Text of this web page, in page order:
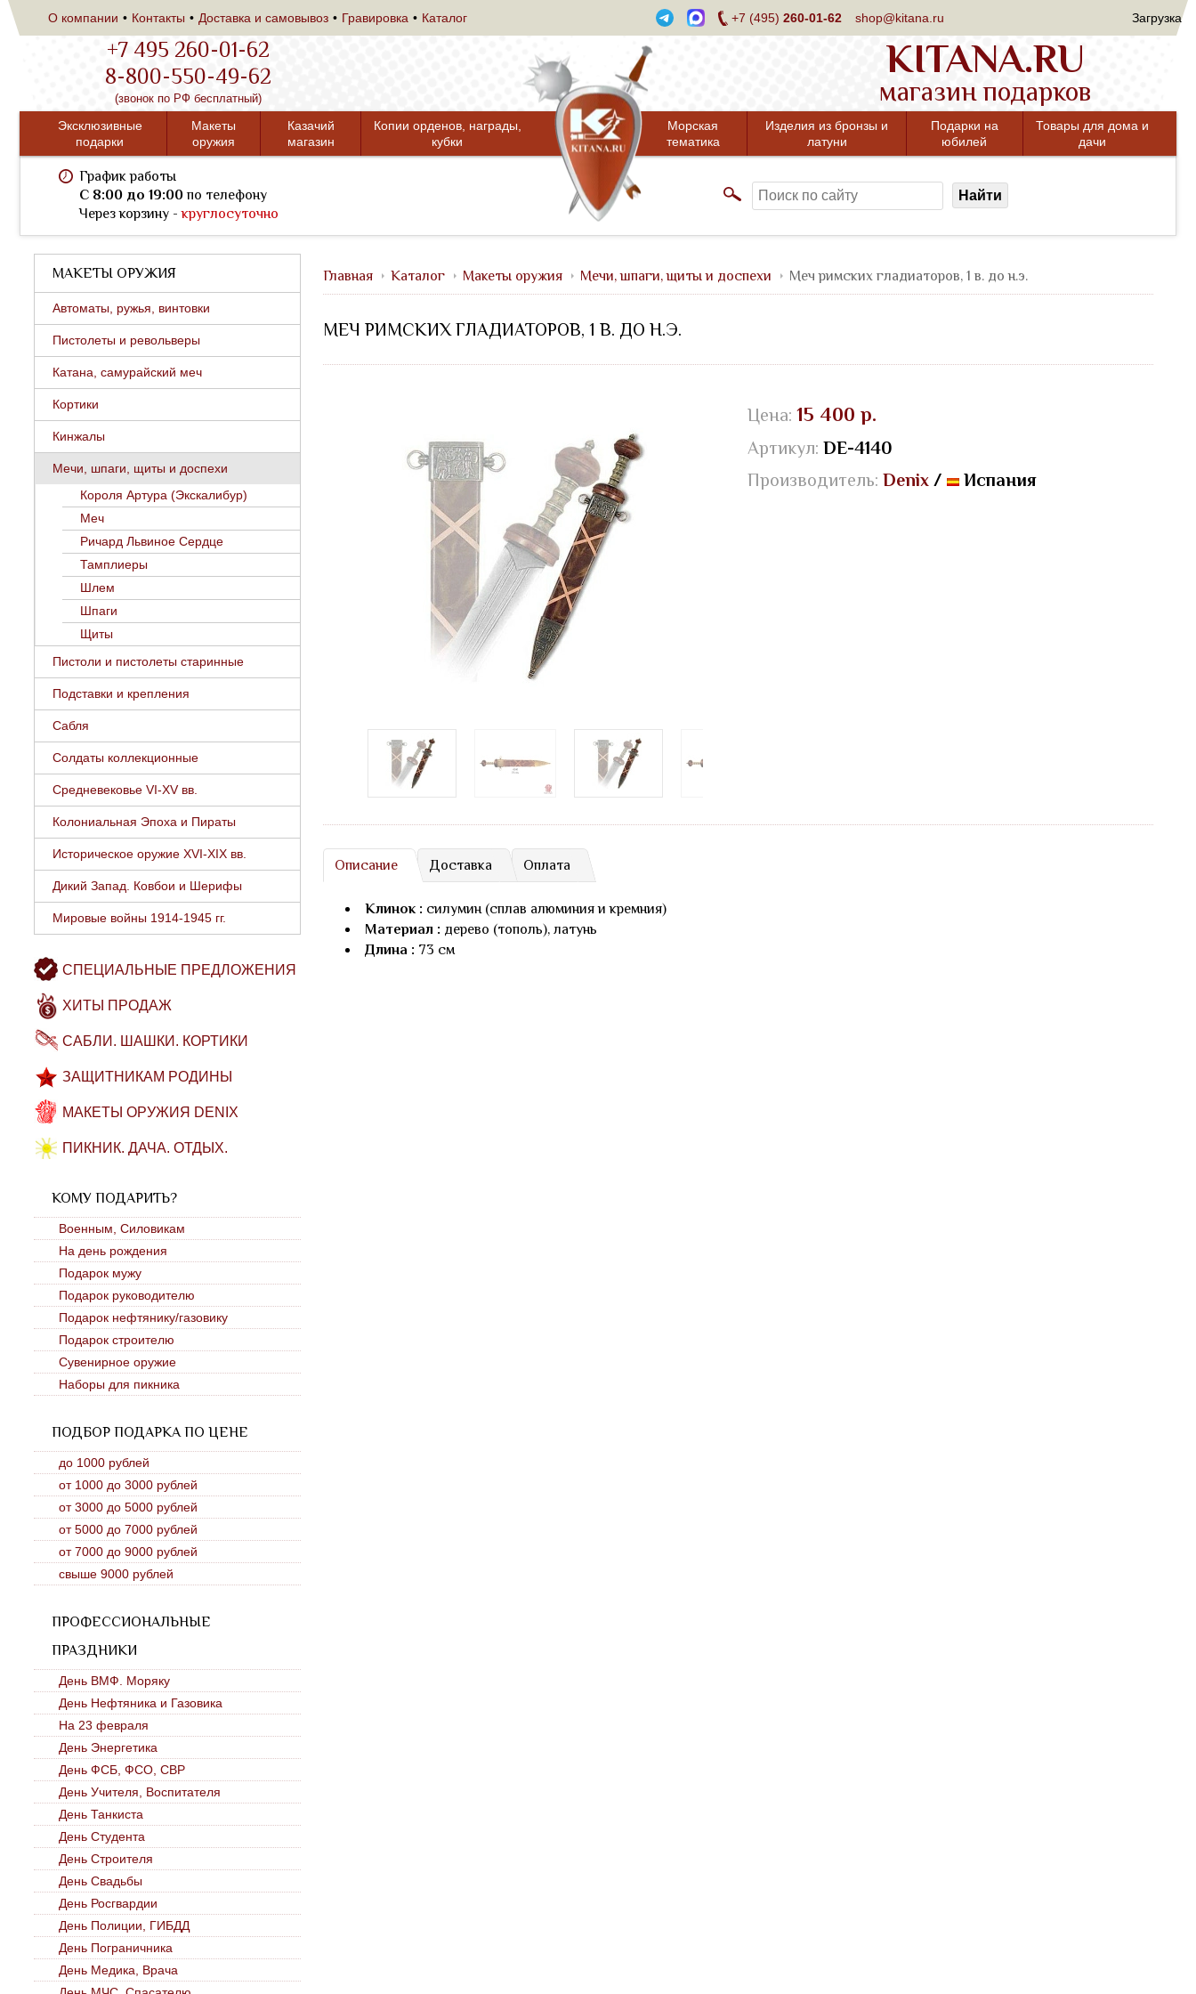
О компании Контакты Доставка и самовывоз Гравировка Каталог +7 (495) 260-01-62 shop@kitana.ru Загрузка
+7 495 260-01-62
8-800-550-49-62
(звонок по РФ бесплатный)
KITANA.RU
магазин подарков
Эксклюзивные
подарки
Макеты
оружия
Казачий
магазин
Копии орденов, награды,
кубки
Морская
тематика
Изделия из бронзы и
латуни
Подарки на
юбилей
Товары для дома и
дачи
График работы
C 8:00 до 19:00по телефону
Через корзину -круглосуточно
Найти
МАКЕТЫ ОРУЖИЯ
Автоматы, ружья, винтовки
Пистолеты и револьверы
Катана, самурайский меч
Кортики
Кинжалы
Мечи, шпаги, щиты и доспехи
Короля Артура (Экскалибур)
Меч
Ричард Львиное Сердце
Тамплиеры
Шлем
Шпаги
Щиты
Пистоли и пистолеты старинные
Подставки и крепления
Сабля
Солдаты коллекционные
Средневековье VI-XV вв.
Колониальная Эпоха и Пираты
Историческое оружие XVI-XIX вв.
Дикий Запад. Ковбои и Шерифы
Мировые войны 1914-1945 гг.
СПЕЦИАЛЬНЫЕ ПРЕДЛОЖЕНИЯ
ХИТЫ ПРОДАЖ
САБЛИ. ШАШКИ. КОРТИКИ
ЗАЩИТНИКАМ РОДИНЫ
МАКЕТЫ ОРУЖИЯ DENIX
ПИКНИК. ДАЧА. ОТДЫХ.
КОМУ ПОДАРИТЬ?
Военным, Силовикам
На день рождения
Подарок мужу
Подарок руководителю
Подарок нефтянику/газовику
Подарок строителю
Сувенирное оружие
Наборы для пикника
ПОДБОР ПОДАРКА ПО ЦЕНЕ
до 1000 рублей
от 1000 до 3000 рублей
от 3000 до 5000 рублей
от 5000 до 7000 рублей
от 7000 до 9000 рублей
свыше 9000 рублей
ПРОФЕССИОНАЛЬНЫЕ
ПРАЗДНИКИ
День ВМФ. Моряку
День Нефтяника и Газовика
На 23 февраля
День Энергетика
День ФСБ, ФСО, СВР
День Учителя, Воспитателя
День Танкиста
День Студента
День Строителя
День Свадьбы
День Росгвардии
День Полиции, ГИБДД
День Пограничника
День Медика, Врача
Главная Каталог Макеты оружия Мечи, шпаги, щиты и доспехи Меч римских гладиаторов, 1 в. до н.э.
МЕЧ РИМСКИХ ГЛАДИАТОРОВ, 1 В. ДО Н.Э.
Цена: 15 400 р.
Артикул: DE-4140
Производитель: Denix/ Испания
Описание Доставка Оплата
Клинок : силумин (сплав алюминия и кремния)
Материал : дерево (тополь), латунь
Длина : 73 см